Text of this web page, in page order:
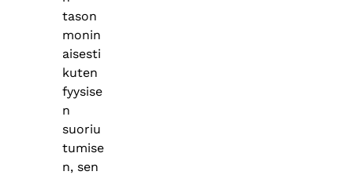
tason
monin
aisesti
kuten
fyysise
n
suoriu
tumise
n, sen